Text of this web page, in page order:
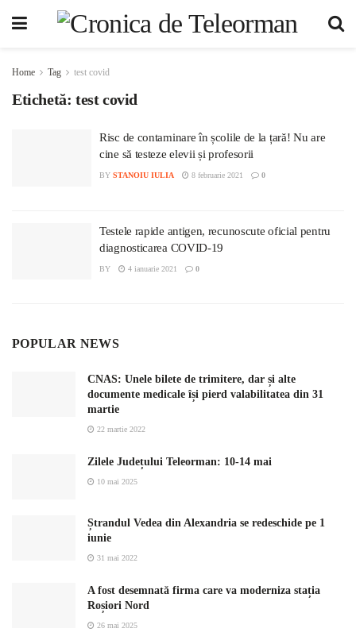
Home Tag test covid
Etichetă: test covid
Risc de contaminare în școlile de la țară! Nu are
cine să testeze elevii și profesorii
BY STANOIU IULIA 8 februarie 2021 0
Testele rapide antigen, recunoscute oficial pentru
diagnosticarea COVID-19
BY 4 ianuarie 2021 0
POPULAR NEWS
CNAS: Unele bilete de trimitere, dar și alte
documente medicale își pierd valabilitatea din 31
martie
22 martie 2022
Zilele Județului Teleorman: 10-14 mai
10 mai 2025
Ștrandul Vedea din Alexandria se redeschide pe 1
iunie
31 mai 2022
A fost desemnată firma care va moderniza stația
Roșiori Nord
26 mai 2025